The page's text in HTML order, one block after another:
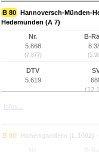
B 80 Hannoversch-Münden-
Hedemünden (A 7)
Nr.
5.868
(7.877)
B-
DTV
5.619
Infos...
B 80 Hohengandern (L 1002)